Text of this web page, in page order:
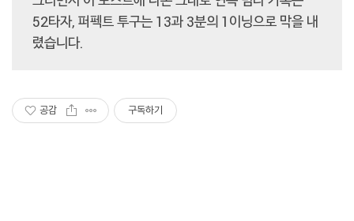
52타자, 퍼펙트 투구는 13과 3분의 1이닝으로 막을 내
렸습니다.
공감 구독하기